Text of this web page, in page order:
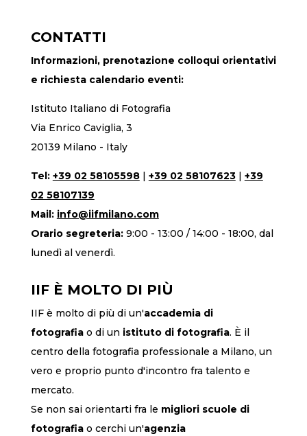
CONTATTI
Informazioni, prenotazione colloqui orientativi
e richiesta calendario eventi:
Istituto Italiano di Fotografia
Via Enrico Caviglia, 3
20139 Milano - Italy
Tel: +39 02 58105598| +39 02 58107623| +39
02 58107139
Mail: info@iifmilano.com
Orario segreteria: 9:00 - 13:00 / 14:00 - 18:00, dal
lunedì al venerdì.
IIF È MOLTO DI PIÙ
IIF è molto di più di un'accademia di
fotografiao di un istituto di fotografia. È il
centro della fotografia professionale a Milano, un
vero e proprio punto d'incontro fra talento e
mercato.
Se non sai orientarti fra le migliori scuole di
fotografiao cerchi un'agenzia